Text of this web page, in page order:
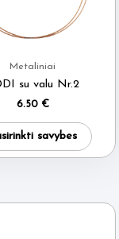
Metaliniai
su valu Nr.2
6.50 €
savybes